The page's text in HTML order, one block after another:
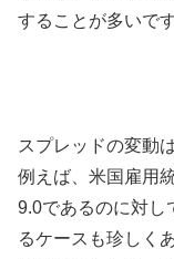
することが多いです
スプレッドの変動
例えば、米国雇用
9.0であるのに対し
るケースも珍しく